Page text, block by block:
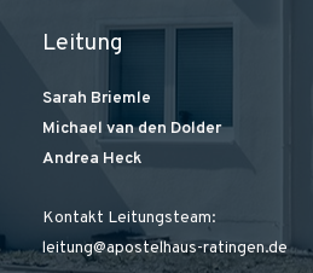
Leitung
Sarah Briemle
Michael van den Dolder
Andrea Heck
Kontakt Leitungsteam:
leitung@apostelhaus-ratingen.de